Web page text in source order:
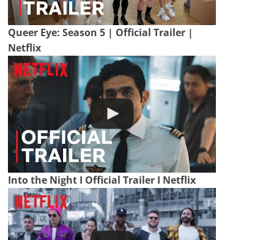
Queer Eye: Season 5 | Official Trailer |
Netflix
Into the Night I Official Trailer I Netflix